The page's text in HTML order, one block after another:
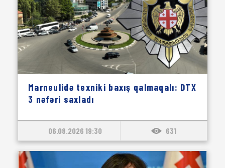
Marneulidə texniki baxış qalmaqalı: DTX
3 nəfəri saxladı
06.08.2026 19:30 631